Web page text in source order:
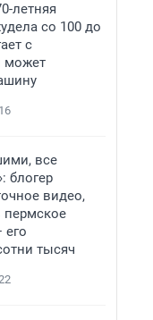
летняя
со 100 до
с
может
16
все
блогер
видео,
пермское
тысяч